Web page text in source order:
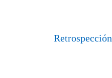
Retrospección